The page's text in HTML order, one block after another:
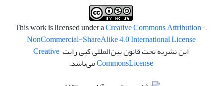
.This work is licensed under a
Creative Commons Attribution-
NonCommercial-ShareAlike 4.0 International License
این نشریه تحت قانون بین‌المللی کپی رایت Creative
CommonsLicense می‌باشد.